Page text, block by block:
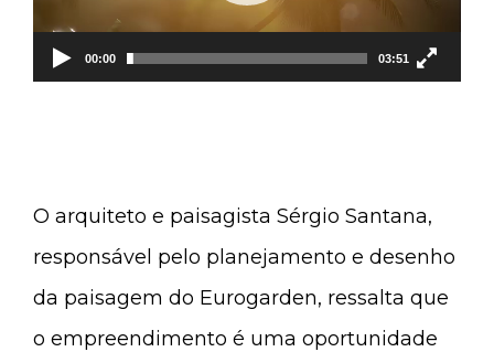
00:00 03:51
O arquiteto e paisagista Sérgio Santana,
responsável pelo planejamento e desenho
da paisagem do Eurogarden, ressalta que
o empreendimento é uma oportunidade